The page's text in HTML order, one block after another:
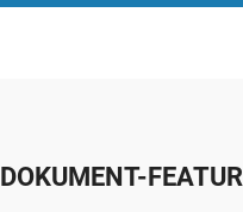
DOKUMENT-